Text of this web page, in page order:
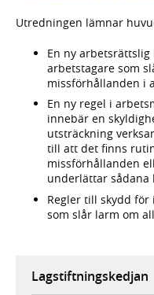
Utredningen lämnar
En ny
arbetstagare som
missförhållanden i
En ny regel i
innebär en
utsträckning
till att det finns
missförhållanden
underlättar sådana
Regler till skydd
som slår larm om
Lagstiftningskedjan